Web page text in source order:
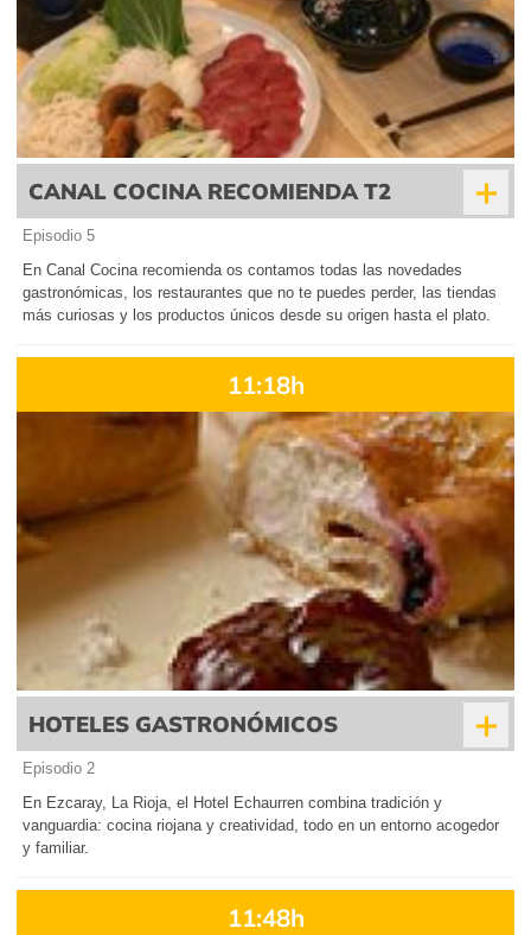
CANAL COCINA RECOMIENDA T2 +
Episodio 5
En Canal Cocina recomienda os contamos todas las novedades
gastronómicas, los restaurantes que no te puedes perder, las tiendas
más curiosas y los productos únicos desde su origen hasta el plato.
11:18h
HOTELES GASTRONÓMICOS +
Episodio 2
En Ezcaray, La Rioja, el Hotel Echaurren combina tradición y
vanguardia: cocina riojana y creatividad, todo en un entorno acogedor
y familiar.
11:48h